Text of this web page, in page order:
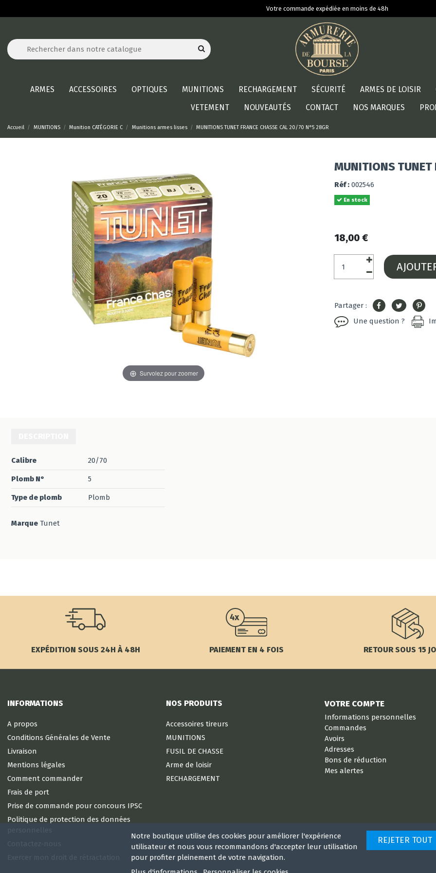
Votre commande expédiée en moins de 48h
ARMES ACCESSOIRES OPTIQUES MUNITIONS RECHARGEMENT SÉCURITÉ ARMES DE LOISIR
VETEMENT
NOUVEAUTÉS CONTACT NOS MARQUES
Accueil MUNITIONS Munition CATÉGORIE C Munitions armes lisses MUNITIONS TUNET FRANCE CHASSE CAL 20/70 N°5 28GR
Survolez pour zoomer
MUNITIONS TUNET
Réf : 002546
En stock
18,00 €
Partager :
Une question ?
Calibre 20/70
Plomb N° 5
Type de plomb Plomb
Marque Tunet
EXPÉDITION SOUS 24H À 48H PAIEMENT EN 4 FOIS RETOUR SOUS 15
INFORMATIONS
A propos
Conditions Générales de Vente
Livraison
Mentions légales
Comment commander
Frais de port
Prise de commande pour concours IPSC
Politique de protection des données
NOS PRODUITS
Accessoires tireurs
MUNITIONS
FUSIL DE CHASSE
Arme de loisir
RECHARGEMENT
VOTRE COMPTE
Informations personnelles
Commandes
Avoirs
Adresses
Bons de réduction
Mes alertes
Notre boutique utilise des cookies pour améliorer l'expérience
utilisateur et nous vous recommandons d'accepter leur utilisation
pour profiter pleinement de votre navigation.
REJETER TOUT